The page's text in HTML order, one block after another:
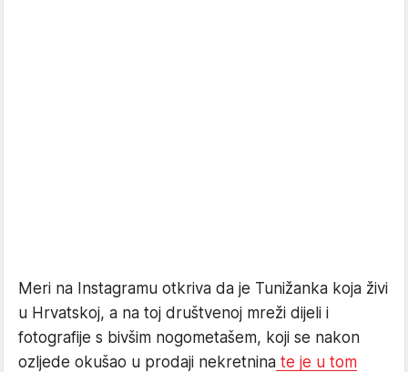
Meri na Instagramu otkriva da je Tunižanka koja živi
u Hrvatskoj, a na toj društvenoj mreži dijeli i
fotografije s bivšim nogometašem, koji se nakon
ozljede okušao u prodaji nekretnina te je u tom